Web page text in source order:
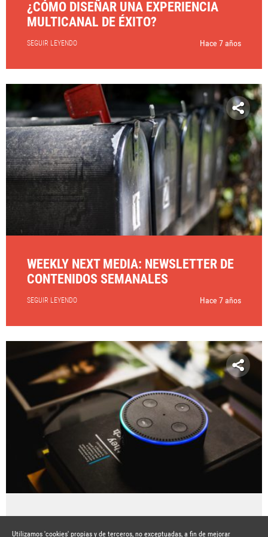
¿CÓMO DISEÑAR UNA EXPERIENCIA
MULTICANAL DE ÉXITO?
SEGUIR LEYENDO Hace 7 años
WEEKLY NEXT MEDIA: NEWSLETTER DE
CONTENIDOS SEMANALES
SEGUIR LEYENDO Hace 7 años
Utilizamos 'cookies' propias y de terceros, no exceptuadas, a fin de mejorar